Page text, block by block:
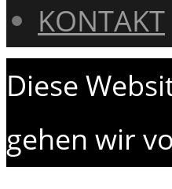
KONTAKT
Diese
gehen wir